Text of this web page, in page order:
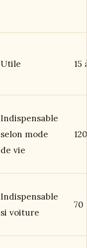
Utile 15
Indispensable
selon mode
de vie
Indispensable
si voiture
70